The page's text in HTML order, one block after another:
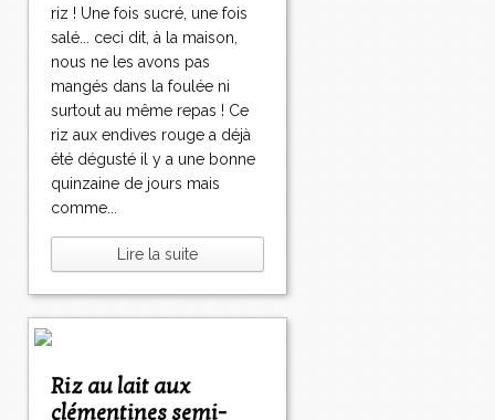
riz ! Une fois sucré, une fois
salé... ceci dit, à la maison,
nous ne les avons pas
mangés dans la foulée ni
surtout au même repas ! Ce
riz aux endives rouge a déjà
été dégusté il y a une bonne
quinzaine de jours mais
comme...
Lire la suite
Riz au lait aux
clémentines semi-